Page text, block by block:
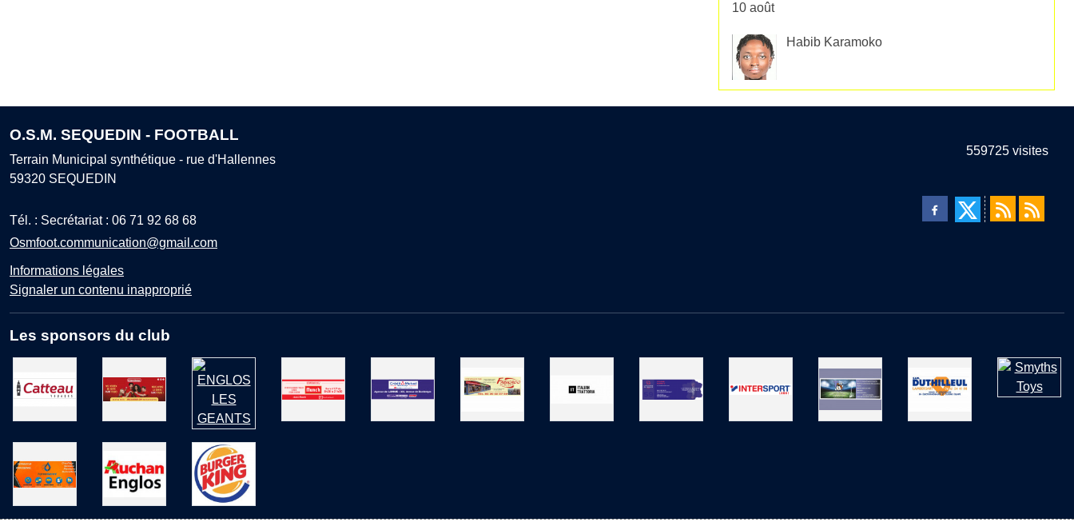
10 août
Habib Karamoko
O.S.M. SEQUEDIN - FOOTBALL
Terrain Municipal synthétique - rue d'Hallennes
59320 SEQUEDIN
Tél. : Secrétariat : 06 71 92 68 68
Osmfoot.communication@gmail.com
Informations légales
Signaler un contenu inapproprié
559725 visites
Les sponsors du club